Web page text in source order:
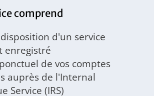
comprend
d'un service
enregistré
de vos comptes
auprès de l'Internal
Service (IRS)